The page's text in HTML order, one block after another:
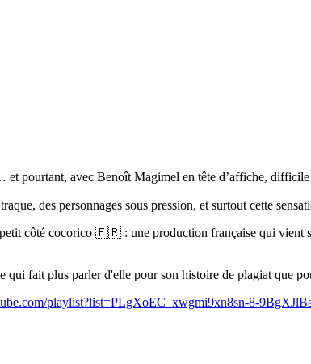
et pourtant, avec Benoît Magimel en tête d’affiche,
des personnages sous pression, et surtout cette
côté cocorico 🇫🇷 : une production française qui
qui fait plus parler d'elle pour son histoire de plagiat que
playlist?list=PLgXoEC_xwgmi9xn8sn-8-